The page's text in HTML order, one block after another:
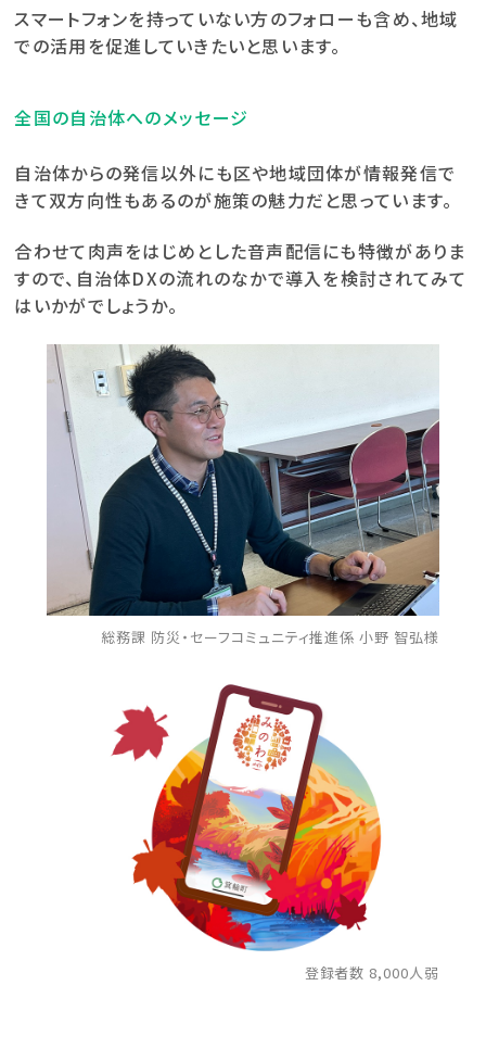
スマートフォンを持っていない方のフォローも含め、地域
での活用を促進していきたいと思います。
全国の自治体へのメッセージ
自治体からの発信以外にも区や地域団体が情報発信で
きて双方向性もあるのが施策の魅力だと思っています。
合わせて肉声をはじめとした音声配信にも特徴がありま
すので、自治体DXの流れのなかで導入を検討されてみて
はいかがでしょうか。
総務課 防災・セーフコミュニティ推進係 小野 智弘様
登録者数 8,000人弱